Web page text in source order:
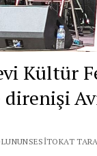
Kültür
direnişi